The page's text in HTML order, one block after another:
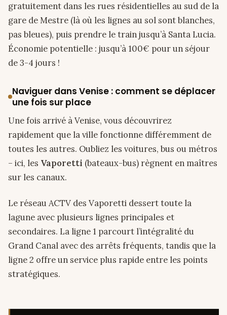
gratuitement dans les rues résidentielles au sud de la
gare de Mestre (là où les lignes au sol sont blanches,
pas bleues), puis prendre le train jusqu’à Santa Lucia.
Économie potentielle : jusqu’à 100€ pour un séjour
de 3-4 jours !
Naviguer dans Venise : comment se déplacer
une fois sur place
Une fois arrivé à Venise, vous découvrirez
rapidement que la ville fonctionne différemment de
toutes les autres. Oubliez les voitures, bus ou métros
– ici, les Vaporetti (bateaux-bus) règnent en maîtres
sur les canaux.
Le réseau ACTV des Vaporetti dessert toute la
lagune avec plusieurs lignes principales et
secondaires. La ligne 1 parcourt l’intégralité du
Grand Canal avec des arrêts fréquents, tandis que la
ligne 2 offre un service plus rapide entre les points
stratégiques.